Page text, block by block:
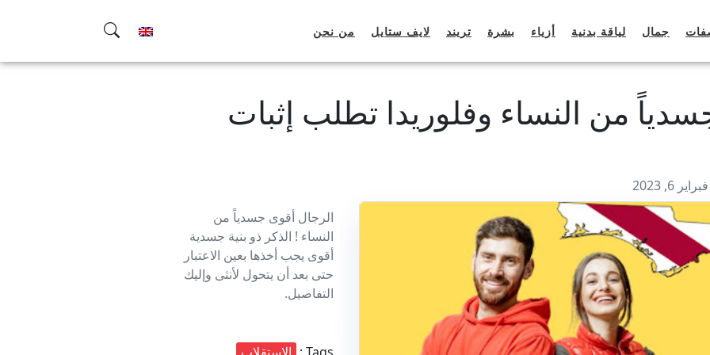
جمال لياقة بدنية أزياء بشرة تريند لايف ستايل من نحن
من النساء وفلوريدا تطلب إثبات
2023
الرجال أقوى جسدياً من
النساء ! الذكر ذو بنية جسدية
أقوى يجب أخذها بعين الاعتبار
حتى بعد أن يتحول لأنثى وإليك
التفاصيل.